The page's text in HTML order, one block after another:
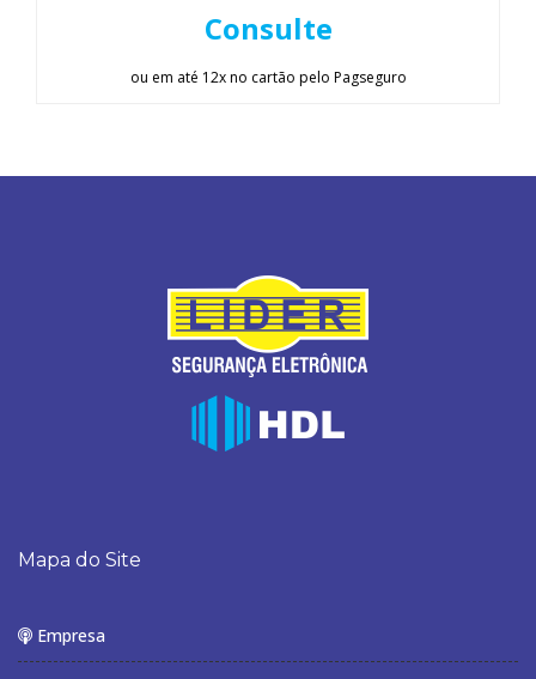
Consulte
ou em até 12x no cartão pelo Pagseguro
Mapa do Site
Empresa